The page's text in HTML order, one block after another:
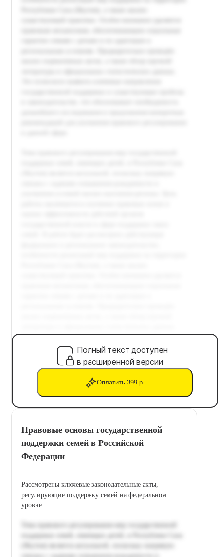
Полный текст доступен
в расширенной версии
Оплатить 399 р.
Правовые основы государственной
поддержки семей в Российской
Федерации
Рассмотрены ключевые законодательные акты,
регулирующие поддержку семей на федеральном
уровне.